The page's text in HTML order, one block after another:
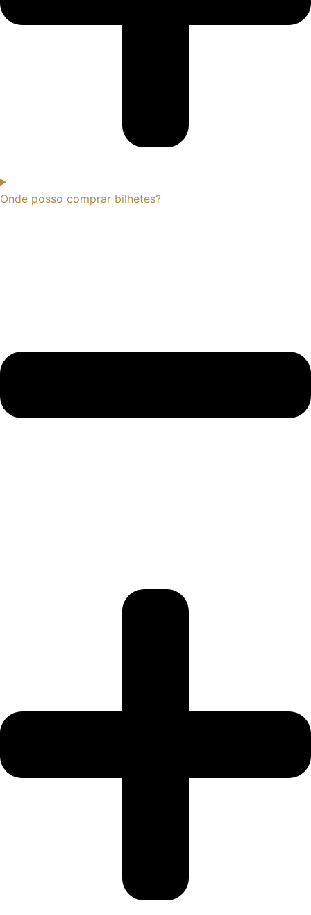
Onde posso comprar bilhetes?